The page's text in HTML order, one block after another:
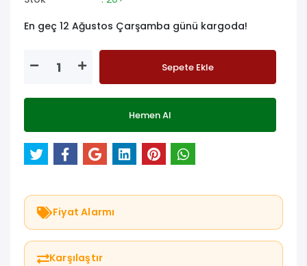
En geç 12 Ağustos Çarşamba günü kargoda!
Sepete Ekle
Hemen Al
Fiyat Alarmı
Karşılaştır